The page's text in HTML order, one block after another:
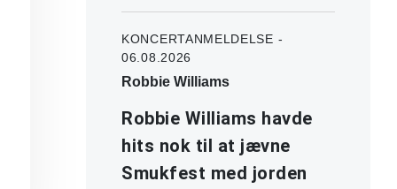
KONCERTANMELDELSE -
06.08.2026
Robbie Williams
Robbie Williams havde
hits nok til at jævne
Smukfest med jorden